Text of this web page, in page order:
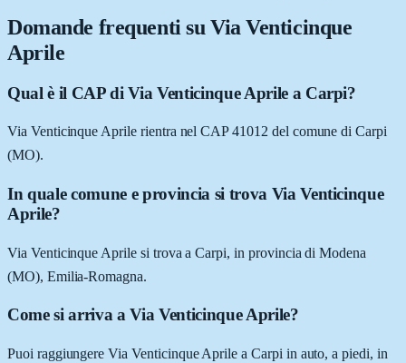
Domande frequenti su Via Venticinque
Aprile
Qual è il CAP di Via Venticinque Aprile a Carpi?
Via Venticinque Aprile rientra nel CAP 41012 del comune di Carpi
(MO).
In quale comune e provincia si trova Via Venticinque
Aprile?
Via Venticinque Aprile si trova a Carpi, in provincia di Modena
(MO), Emilia-Romagna.
Come si arriva a Via Venticinque Aprile?
Puoi raggiungere Via Venticinque Aprile a Carpi in auto, a piedi, in